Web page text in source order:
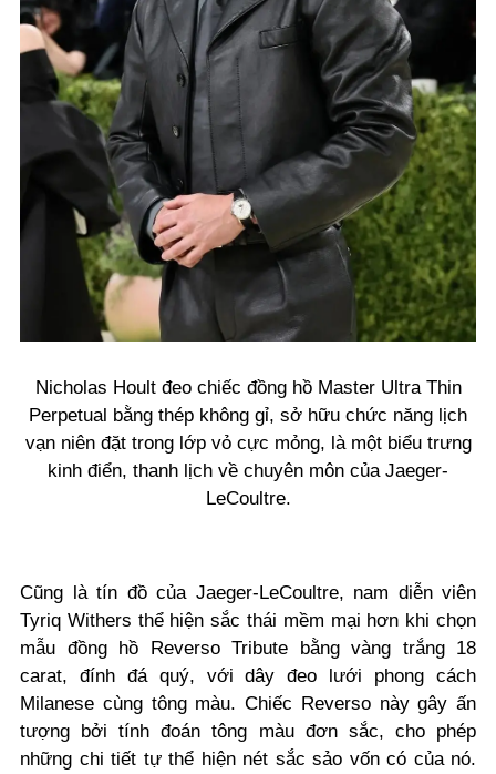
Nicholas Hoult đeo chiếc đồng hồ Master Ultra Thin
Perpetual bằng thép không gỉ, sở hữu chức năng lịch
vạn niên đặt trong lớp vỏ cực mỏng, là một biểu trưng
kinh điển, thanh lịch về chuyên môn của Jaeger-
LeCoultre.
Cũng là tín đồ của Jaeger-LeCoultre, nam diễn viên
Tyriq Withers thể hiện sắc thái mềm mại hơn khi chọn
mẫu đồng hồ Reverso Tribute bằng vàng trắng 18
carat, đính đá quý, với dây đeo lưới phong cách
Milanese cùng tông màu. Chiếc Reverso này gây ấn
tượng bởi tính đoán tông màu đơn sắc, cho phép
những chi tiết tự thể hiện nét sắc sảo vốn có của nó.